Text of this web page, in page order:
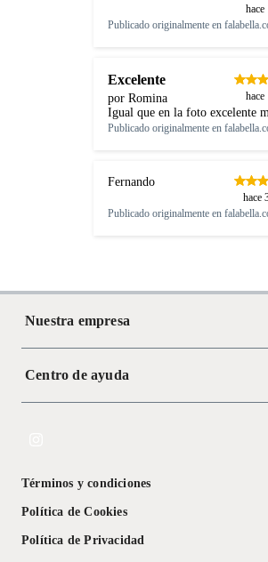
hace
Publicado originalmente en
Excelente
por Romina hace
Igual que en la foto excelente
Publicado originalmente en
Fernando
hace
Publicado originalmente en
Nuestra empresa
Acerca de Crate
Centro de ayuda
Textos Legales
Términos y condiciones
Política de Cookies
Política de Privacidad